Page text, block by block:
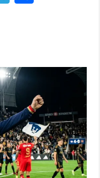
a
m
ar
ti
r